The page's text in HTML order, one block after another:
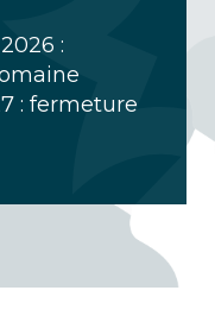
:
: fermeture